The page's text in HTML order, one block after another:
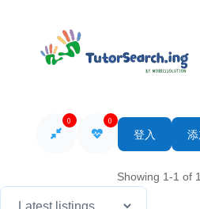
0 0
登入
Showing 1-1 of